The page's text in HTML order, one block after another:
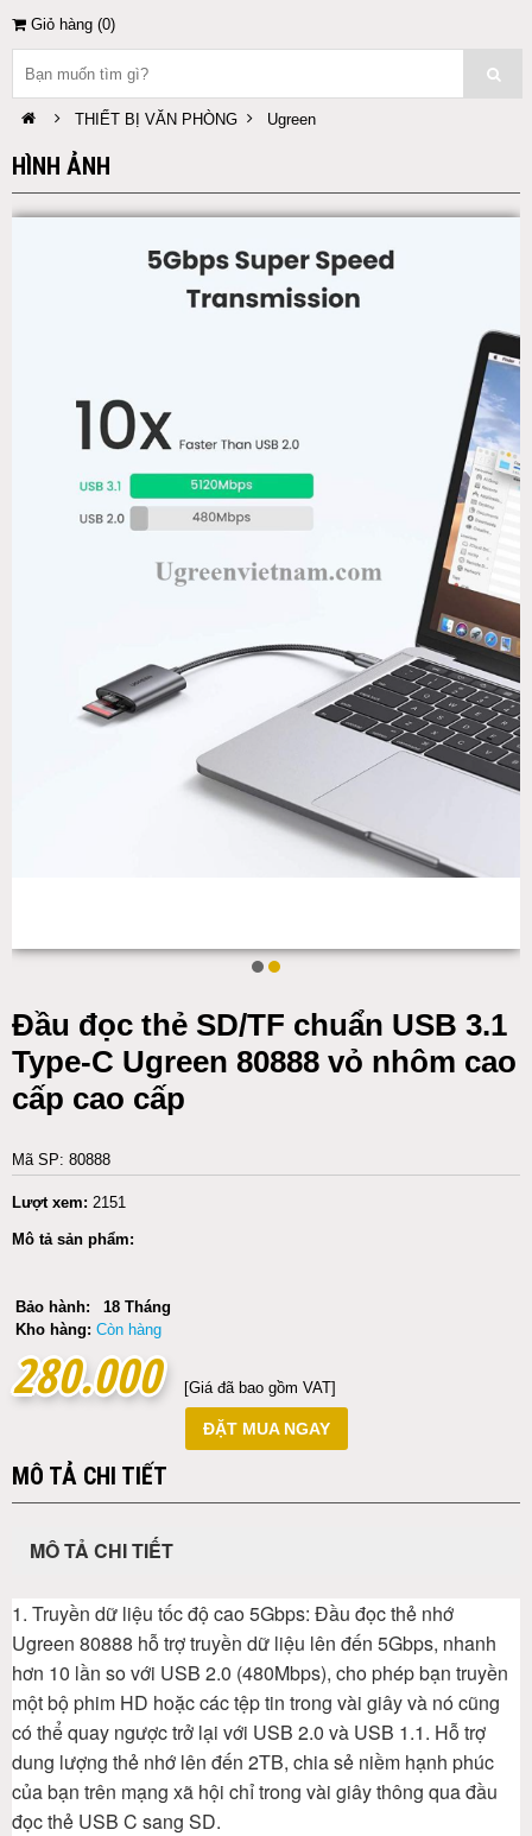
Giỏ hàng (0)
THIẾT BỊ VĂN PHÒNG Ugreen
HÌNH ẢNH
Đầu đọc thẻ SD/TF chuẩn USB 3.1
Type-C Ugreen 80888 vỏ nhôm cao
cấp cao cấp
Mã SP: 80888
Lượt xem: 2151
Mô tả sản phẩm:
Bảo hành:
18 Tháng
Kho hàng: Còn hàng
280.000
280.000 [Giá đã bao gồm VAT]
ĐẶT MUA NGAY
MÔ TẢ CHI TIẾT
MÔ TẢ CHI TIẾT
1. Truyền dữ liệu tốc độ cao 5Gbps: Đầu đọc thẻ nhớ
Ugreen 80888 hỗ trợ truyền dữ liệu lên đến 5Gbps, nhanh
hơn 10 lần so với USB 2.0 (480Mbps), cho phép bạn truyền
một bộ phim HD hoặc các tệp tin trong vài giây và nó cũng
có thể quay ngược trở lại với USB 2.0 và USB 1.1. Hỗ trợ
dung lượng thẻ nhớ lên đến 2TB, chia sẻ niềm hạnh phúc
của bạn trên mạng xã hội chỉ trong vài giây thông qua đầu
đọc thẻ USB C sang SD.